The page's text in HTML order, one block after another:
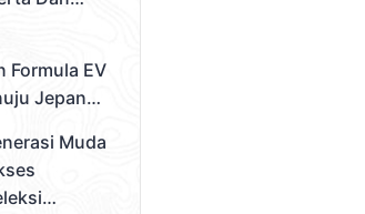
Formula EV
Jepang,
Muda